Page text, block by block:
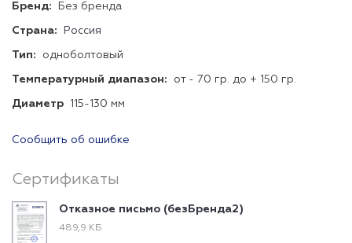
Бренд: Без бренда
Страна: Россия
Тип: одноболтовый
Температурный диапазон: от - 70 гр. до + 150 гр.
Диаметр 115-130 мм
Сообщить об ошибке
Сертификаты
Отказное письмо (безБренда2)
489,9 КБ